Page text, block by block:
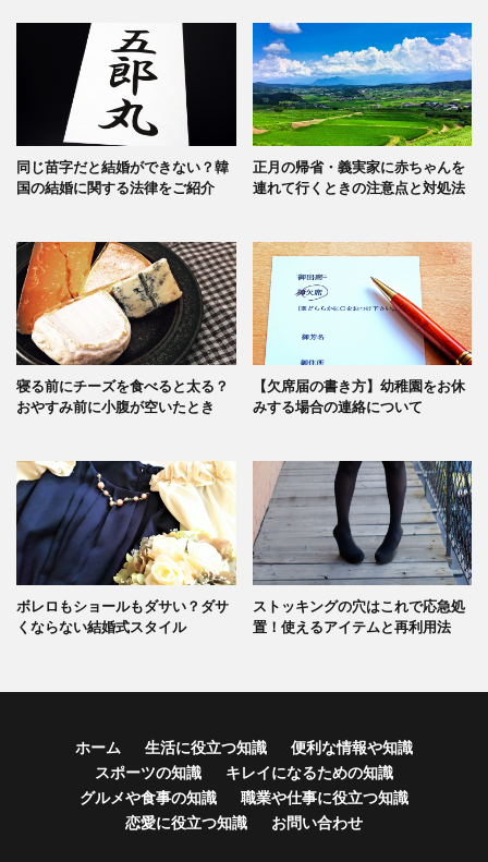
同じ苗字だと結婚ができない？韓
国の結婚に関する法律をご紹介
正月の帰省・義実家に赤ちゃんを
連れて行くときの注意点と対処法
寝る前にチーズを食べると太る？
おやすみ前に小腹が空いたとき
【欠席届の書き方】幼稚園をお休
みする場合の連絡について
ボレロもショールもダサい？ダサ
くならない結婚式スタイル
ストッキングの穴はこれで応急処
置！使えるアイテムと再利用法
ホーム 生活に役立つ知識
便利な情報や知識
スポーツの知識
キレイになるための知識
グルメや食事の知識
職業や仕事に役立つ知識
恋愛に役立つ知識
お問い合わせ